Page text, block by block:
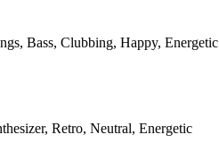
Bass, Clubbing, Happy, Energetic
Retro, Neutral, Energetic